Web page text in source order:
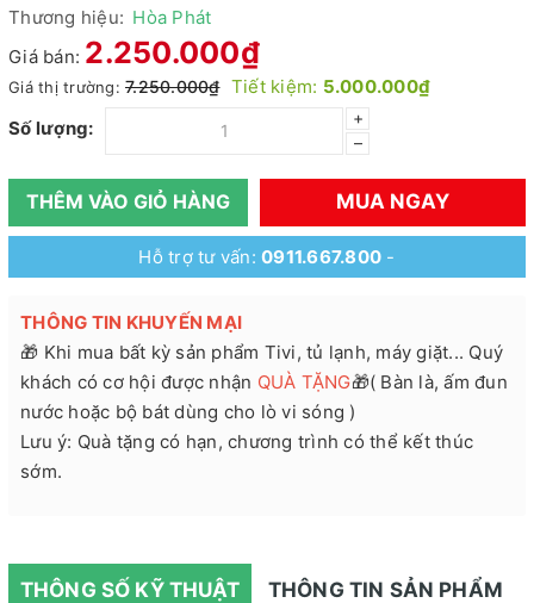
Thương hiệu: Hòa Phát
Giá bán: 2.250.000₫
Giá thị trường: 7.250.000₫ Tiết kiệm: 5.000.000₫
Số lượng:
+
–
THÊM VÀO GIỎ HÀNG MUA NGAY
Hỗ trợ tư vấn:0911.667.800 -
THÔNG TIN KHUYẾN MẠI
🎁 Khi mua bất kỳ sản phẩm Tivi, tủ lạnh, máy giặt... Quý
khách có cơ hội được nhận QUÀ TẶNG🎁( Bàn là, ấm đun
nước hoặc bộ bát dùng cho lò vi sóng )
Lưu ý: Quà tặng có hạn, chương trình có thể kết thúc
sớm.
THÔNG SỐ KỸ THUẬT THÔNG TIN SẢN PHẨM